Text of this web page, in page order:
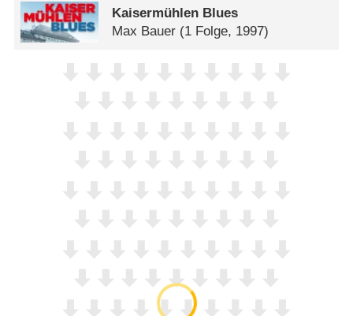
Kaisermühlen Blues
Max Bauer (1 Folge, 1997)